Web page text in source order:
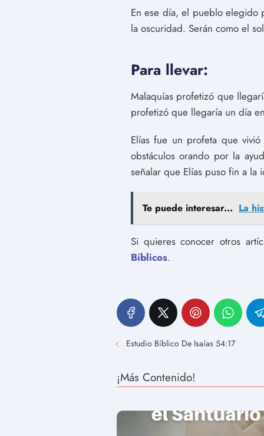
En ese día, el pueblo elegido
la oscuridad. Serán como el
Para llevar:
Malaquías profetizó que
profetizó que llegaría un día
Elías fue un profeta que
obstáculos orando por la
señalar que Elías puso fin a la
Te puede interesar... La
Si quieres conocer otros
Bíblicos.
Estudio Bíblico De Isaías 54:17
¡Más Contenido!